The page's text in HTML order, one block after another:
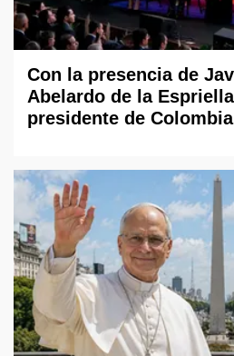
Con la presencia de
Abelardo de la
presidente de Colombia